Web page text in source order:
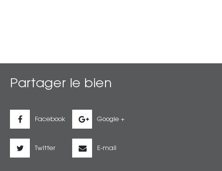
Partager le bien
Facebook Google +
Twitter E-mail